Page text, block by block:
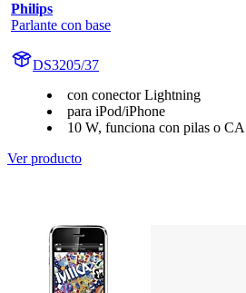
Philips
Parlante con base
DS3205/37
con conector Lightning
para iPod/iPhone
10 W, funciona con pilas o CA
Ver producto